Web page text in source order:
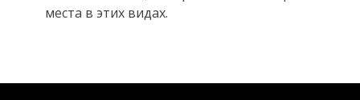
места в этих видах.